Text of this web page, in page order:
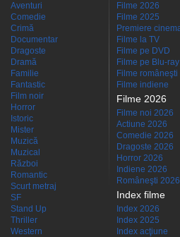
Aventuri
Comedie
Crimă
Documentar
Dragoste
Dramă
Familie
Fantastic
Film noir
Horror
Istoric
Mister
Muzică
Muzical
Război
Romantic
Scurt metraj
SF
Stand Up
Thriller
Western
Filme 2026
Filme 2025
Premiere
Filme la TV
Filme pe DVD
Filme pe Blu-ray
Filme româneşti
Filme indiene
Filme 2026
Filme noi 2026
Actiune 2026
Comedie 2026
Dragoste 2026
Horror 2026
Indiene 2026
Româneşti 2026
Index filme
Index 2026
Index 2025
Index acţiune